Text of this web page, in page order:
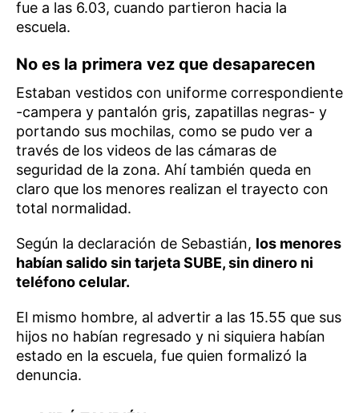
fue a las 6.03, cuando partieron hacia la
escuela.
No es la primera vez que desaparecen
Estaban vestidos con uniforme correspondiente
-campera y pantalón gris, zapatillas negras- y
portando sus mochilas, como se pudo ver a
través de los videos de las cámaras de
seguridad de la zona. Ahí también queda en
claro que los menores realizan el trayecto con
total normalidad.
Según la declaración de Sebastián, los menores
habían salido sin tarjeta SUBE, sin dinero ni
teléfono celular.
El mismo hombre, al advertir a las 15.55 que sus
hijos no habían regresado y ni siquiera habían
estado en la escuela, fue quien formalizó la
denuncia.